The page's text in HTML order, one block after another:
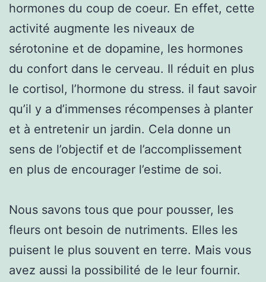
hormones du coup de coeur. En effet, cette
activité augmente les niveaux de
sérotonine et de dopamine, les hormones
du confort dans le cerveau. Il réduit en plus
le cortisol, l’hormone du stress. il faut savoir
qu’il y a d’immenses récompenses à planter
et à entretenir un jardin. Cela donne un
sens de l’objectif et de l’accomplissement
en plus de encourager l’estime de soi.
Nous savons tous que pour pousser, les
fleurs ont besoin de nutriments. Elles les
puisent le plus souvent en terre. Mais vous
avez aussi la possibilité de le leur fournir.